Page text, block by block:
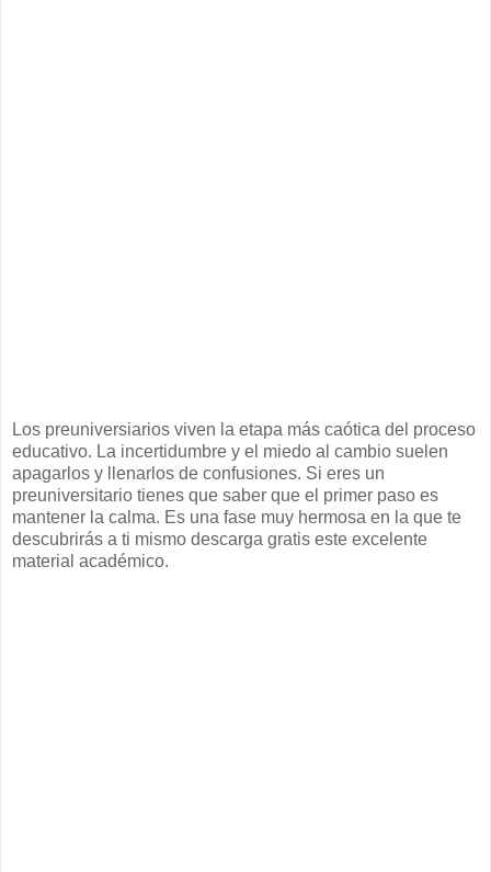
Los preuniversiarios viven la etapa más caótica del proceso
educativo. La incertidumbre y el miedo al cambio suelen
apagarlos y llenarlos de confusiones. Si eres un
preuniversitario tienes que saber que el primer paso es
mantener la calma. Es una fase muy hermosa en la que te
descubrirás a ti mismo descarga gratis este excelente
material académico.